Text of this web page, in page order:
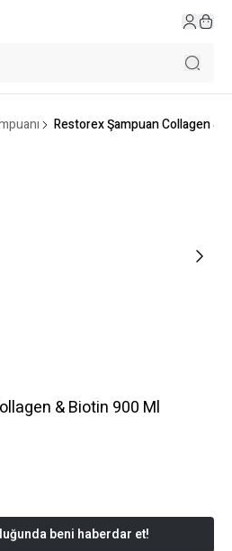
Restorex Şampuan Collagen &
& Biotin 900 Ml
beni haberdar et!